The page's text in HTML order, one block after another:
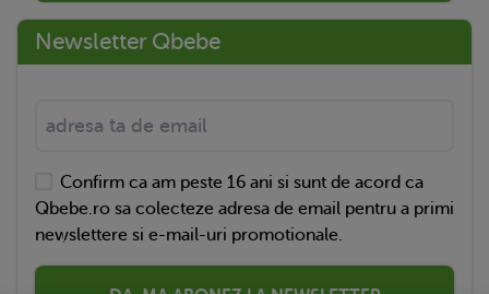
Newsletter Qbebe
Confirm ca am peste 16 ani si sunt de acord ca
Qbebe.ro sa colecteze adresa de email pentru a primi
newslettere si e-mail-uri promotionale.